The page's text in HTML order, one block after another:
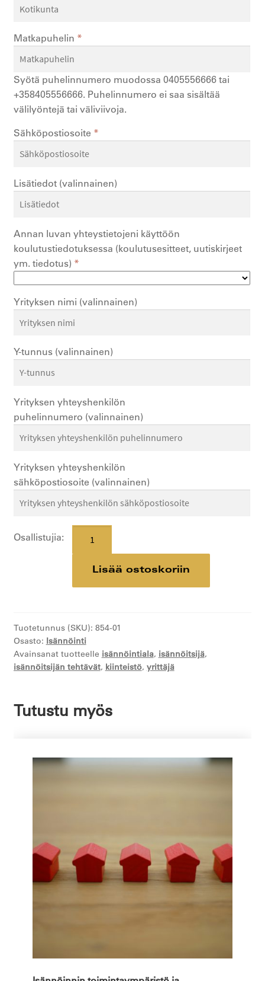
Matkapuhelin *
Syötä puhelinnumero muodossa 0405556666 tai
+358405556666. Puhelinnumero ei saa sisältää
välilyöntejä tai väliviivoja.
Sähköpostiosoite *
Lisätiedot (valinnainen)
Annan luvan yhteystietojeni käyttöön
koulutustiedotuksessa (koulutusesitteet, uutiskirjeet
ym. tiedotus) *
Yrityksen nimi (valinnainen)
Y-tunnus (valinnainen)
Yrityksen yhteyshenkilön
puhelinnumero (valinnainen)
Yrityksen yhteyshenkilön
sähköpostiosoite (valinnainen)
Osallistujia:
toimintatavat
ohjeistukset
määrä
Lisää ostoskoriin
Tuotetunnus (SKU): 854-01
Osasto: Isännöinti
Avainsanat tuotteelle isännöintiala, isännöitsijä,
isännöitsijän tehtävät, kiinteistö, yrittäjä
Tutustu myös